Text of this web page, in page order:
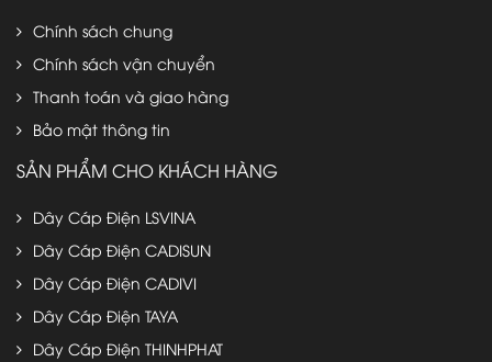
Chính sách chung
Chính sách vận chuyển
Thanh toán và giao hàng
Bảo mật thông tin
SẢN PHẨM CHO KHÁCH HÀNG
Dây Cáp Điện LSVINA
Dây Cáp Điện CADISUN
Dây Cáp Điện CADIVI
Dây Cáp Điện TAYA
Dây Cáp Điện THINHPHAT